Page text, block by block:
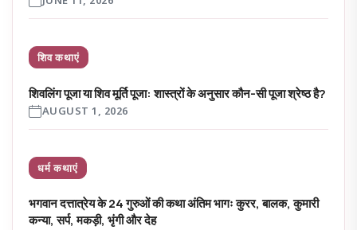
शिव कथाएं
शिवलिंग पूजा या शिव मूर्ति पूजा: शास्त्रों के अनुसार कौन-सी पूजा श्रेष्ठ है?
AUGUST 1, 2026
धर्म कथाएं
भगवान दत्तात्रेय के 24 गुरुओं की कथा अंतिम भागः कुरर, बालक, कुमारी
कन्या, सर्प, मकड़ी, भृंगी और देह